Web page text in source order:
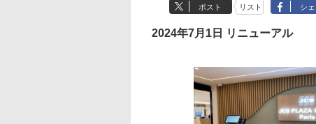
ポスト リスト シ
2024年7月1日 リニューアル